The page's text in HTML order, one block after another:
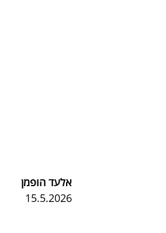
אלעד הופמן
15.5.2026